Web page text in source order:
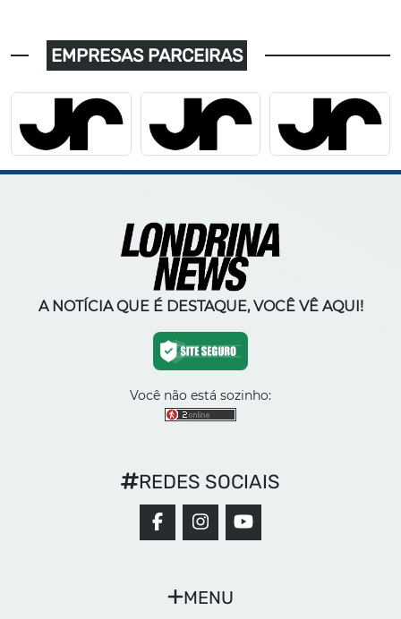
EMPRESAS PARCEIRAS
A NOTÍCIA QUE É DESTAQUE, VOCÊ VÊ AQUI!
Você não está sozinho:
MENU
REDES SOCIAIS